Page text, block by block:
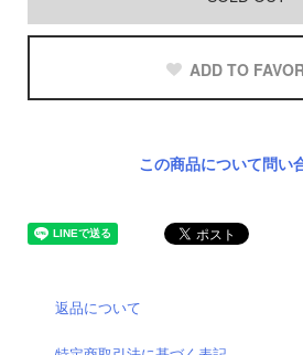
ADD TO
この商品について問い
返品について